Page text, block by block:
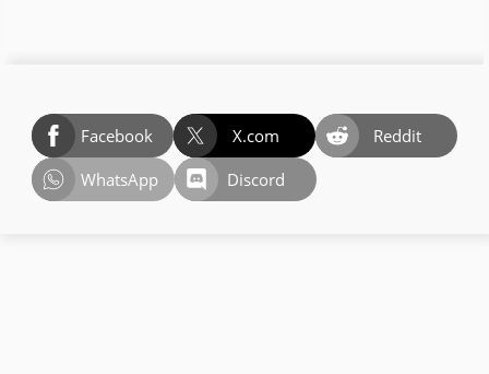
Facebook X.com
Reddit
WhatsApp
Discord